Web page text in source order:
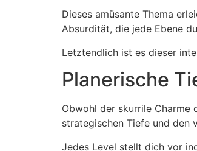
Dieses amüsante Thema
Absurdität, die jede Ebene
Letztendlich ist es dieser
Planerische
Obwohl der skurrile Charme
strategischen Tiefe und den
Jedes Level stellt dich vor